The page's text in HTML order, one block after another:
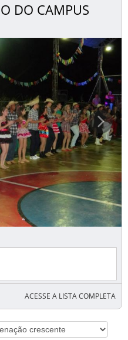
DO CAMPUS
ACESSE A LISTA COMPLETA